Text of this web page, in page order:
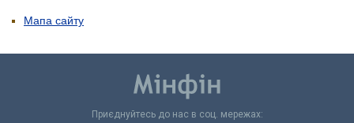
Мапа сайту
Приєднуйтесь до нас в соц. мережах: